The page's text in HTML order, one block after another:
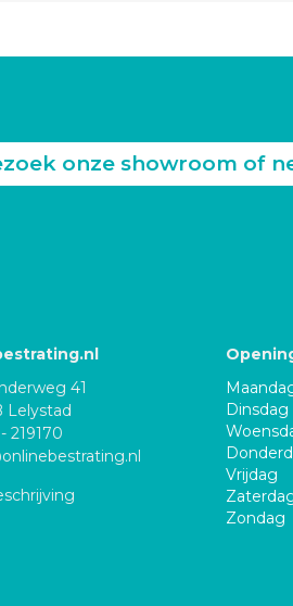
onze showroom of
41
Lelystad
219170
Dinsdag
Vrijdag
Zondag